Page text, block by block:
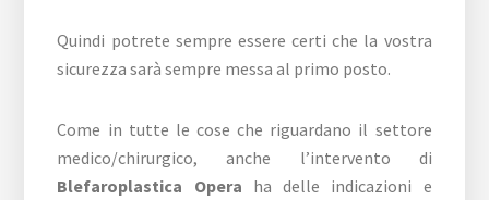
Quindi potrete sempre essere certi che la vostra
sicurezza sarà sempre messa al primo posto.
Come in tutte le cose che riguardano il settore
medico/chirurgico, anche l’intervento di
Blefaroplastica Opera ha delle indicazioni e